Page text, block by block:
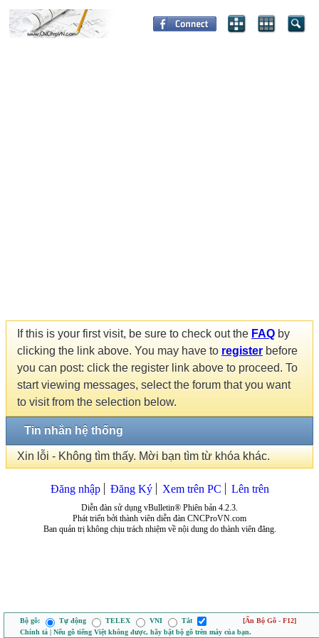
If this is your first visit, be sure to check out the FAQ by
clicking the link above. You may have to register before
you can post: click the register link above to proceed. To
start viewing messages, select the forum that you want
to visit from the selection below.
Tin nhắn hệ thống
Xin lỗi - Không tìm thấy. Mời bạn tìm từ khóa khác.
Đăng nhập Đăng Ký Xem trên PC Lên trên
Diễn đàn sử dụng vBulletin® Phiên bản 4.2.3.
Phát triển bởi thành viên diễn đàn CNCProVN.com
Ban quản trị không chịu trách nhiệm về nội dung do thành viên đăng.
Bộ gõ: Tự động TELEX VNI Tắt
[Ẩn Bộ Gõ - F12]
Chính tả | Nếu gõ tiếng Việt không được, hãy bật bộ gõ trên máy của bạn.